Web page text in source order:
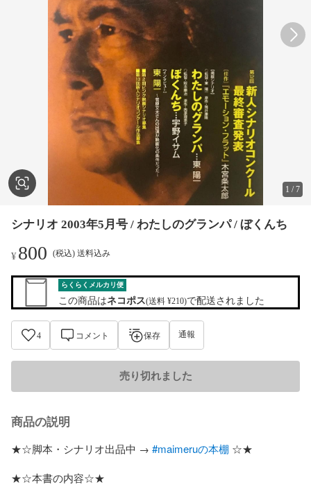
1 /7
シナリオ 2003年5月号 / わたしのグランパ / ぼくんち
¥800 (税込) 送料込み
らくらくメルカリ便
この商品はネコポス(送料 ¥210)で配送されました
4 コメント 保存 通報
売り切れました
商品の説明
★☆脚本・シナリオ出品中 → #maimeruの本棚 ☆★
★☆本書の内容☆★